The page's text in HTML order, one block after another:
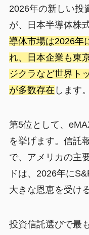
2026年の新しい投
が、日本半導体株
導体市場は2026年
れ、日本企業も東
ジクラなど世界ト
が多数存在 します。
第5位として、
を挙げます。信託
で、アメリカの主
ドは、2026年に
大きな恩恵を受け
投資信託選びで最